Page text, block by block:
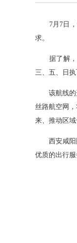
7月7日，
求。
据了解，此
三、五、日执
该航线的开
丝路航空网
来、推动区
西安咸阳国
优质的出行